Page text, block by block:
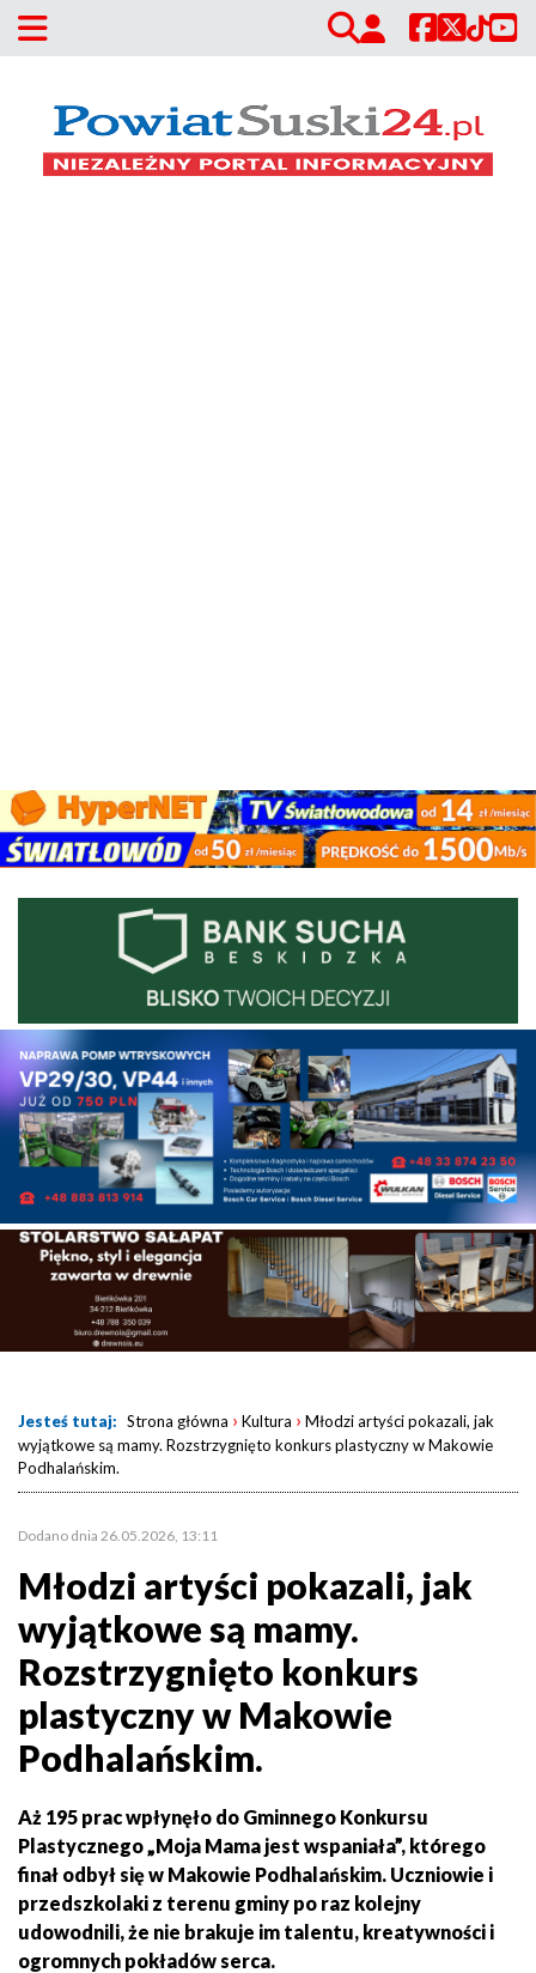
Jesteś tutaj: Strona główna › Kultura › Młodzi artyści pokazali, jak
wyjątkowe są mamy. Rozstrzygnięto konkurs plastyczny w Makowie
Podhalańskim.
Dodano dnia 26.05.2026, 13:11
Młodzi artyści pokazali, jak
wyjątkowe są mamy.
Rozstrzygnięto konkurs
plastyczny w Makowie
Podhalańskim.
Aż 195 prac wpłynęło do Gminnego Konkursu
Plastycznego „Moja Mama jest wspaniała”, którego
finał odbył się w Makowie Podhalańskim. Uczniowie i
przedszkolaki z terenu gminy po raz kolejny
udowodnili, że nie brakuje im talentu, kreatywności i
ogromnych pokładów serca.